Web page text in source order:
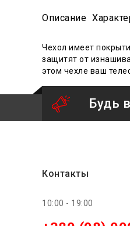
Описание
Чехол имеет
защитят от
этом чехле ваш
Будь
Контакты
10:00 - 19:00